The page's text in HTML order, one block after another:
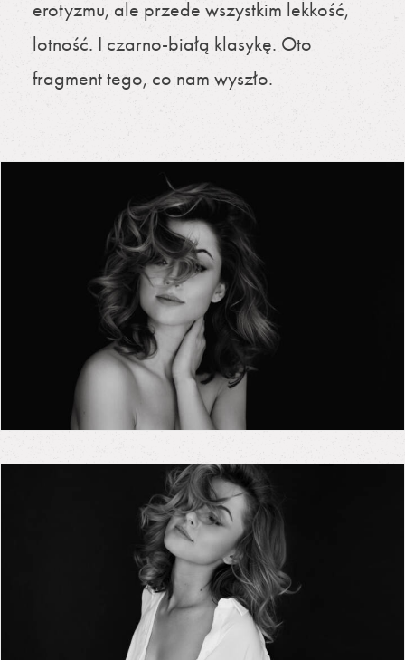
erotyzmu, ale przede wszystkim lekkość,
lotność. I czarno-białą klasykę. Oto
fragment tego, co nam wyszło.